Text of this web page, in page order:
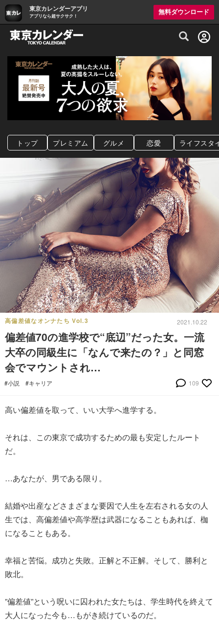
東京カレンダーアプリ
アプリなら超サクサク！
無料ダウンロード
グルメ情報・プレミアムレストラン予約
トップ プレミアム グルメ 恋愛 ライフスタ
高偏差値なオンナたち Vol.3 2021.10.22
偏差値70の進学校で“底辺”だった女。一流
大卒の同級生に「なんで来たの？」と同窓
会でマウントされ…
#小説 #キャリア 109
高い偏差値を取って、いい大学へ進学する。
それは、この東京で成功するための最も安定したルート
だ。
…あなたが、男である限り。
結婚や出産などさまざまな要因で人生を左右される女の人
生では、高偏差値や高学歴は武器になることもあれば、枷
になることもある。
幸福と苦悩。成功と失敗。正解と不正解。そして、勝利と
敗北。
”偏差値”という呪いに囚われた女たちは、学生時代を終えて
大人になった今も…もがき続けているのだ。